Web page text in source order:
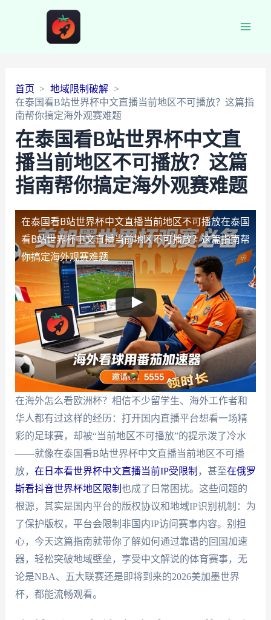
首页
地域限制破解
在泰国看B站世界杯中文直播当前地区不可播放？这篇指
南帮你搞定海外观赛难题
在泰国看B站世界杯中文直
播当前地区不可播放？这篇
指南帮你搞定海外观赛难题
在泰国看B站世界杯中文直播当前地区不可播放在泰国
看B站世界杯中文直播当前地区不可播放？这篇指南帮
你搞定海外观赛难题
在海外怎么看欧洲杯？相信不少留学生、海外工作者和
华人都有过这样的经历：打开国内直播平台想看一场精
彩的足球赛，却被“当前地区不可播放”的提示泼了冷水
——就像在泰国看B站世界杯中文直播当前地区不可播
放， 在日本看世界杯中文直播当前IP受限制 ，甚至在俄罗
斯看抖音世界杯地区限制 也成了日常困扰。这些问题的
根源，其实是国内平台的版权协议和地域IP识别机制：为
了保护版权，平台会限制非国内IP访问赛事内容。别担
心，今天这篇指南就带你了解如何通过靠谱的回国加速
器，轻松突破地域壁垒，享受中文解说的体育赛事，无
论是NBA、五大联赛还是即将到来的2026美加墨世界
杯，都能流畅观看。